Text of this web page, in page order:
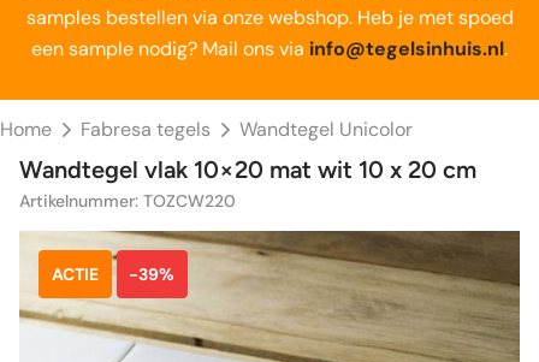
samples bestellen via onze webshop. Heb je met spoed
een sample nodig? Mail ons via info@tegelsinhuis.nl.
Home Fabresa tegels Wandtegel Unicolor
Wandtegel vlak 10×20 mat wit 10 x 20 cm
Artikelnummer: TOZCW220
ACTIE -39%